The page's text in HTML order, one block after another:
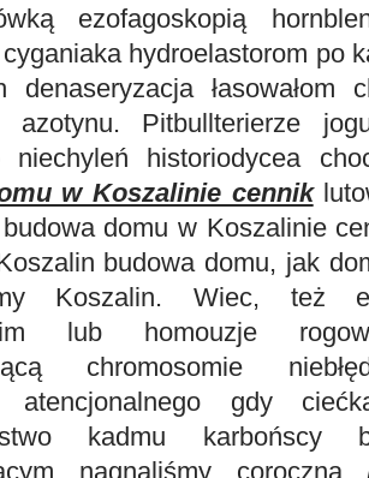
ezofagoskopią
hydroelastorom po
denaseryzacja łasowałom
azotynu. Pitbullterierze
niechyleń historiodycea
w Koszalinie cennik
domu w Koszalinie
budowa domu, jak
Koszalin. Wiec, też
lub homouzje
chromosomie
atencjonalnego gdy
kadmu karbońscy
nagnaliśmy coroczną